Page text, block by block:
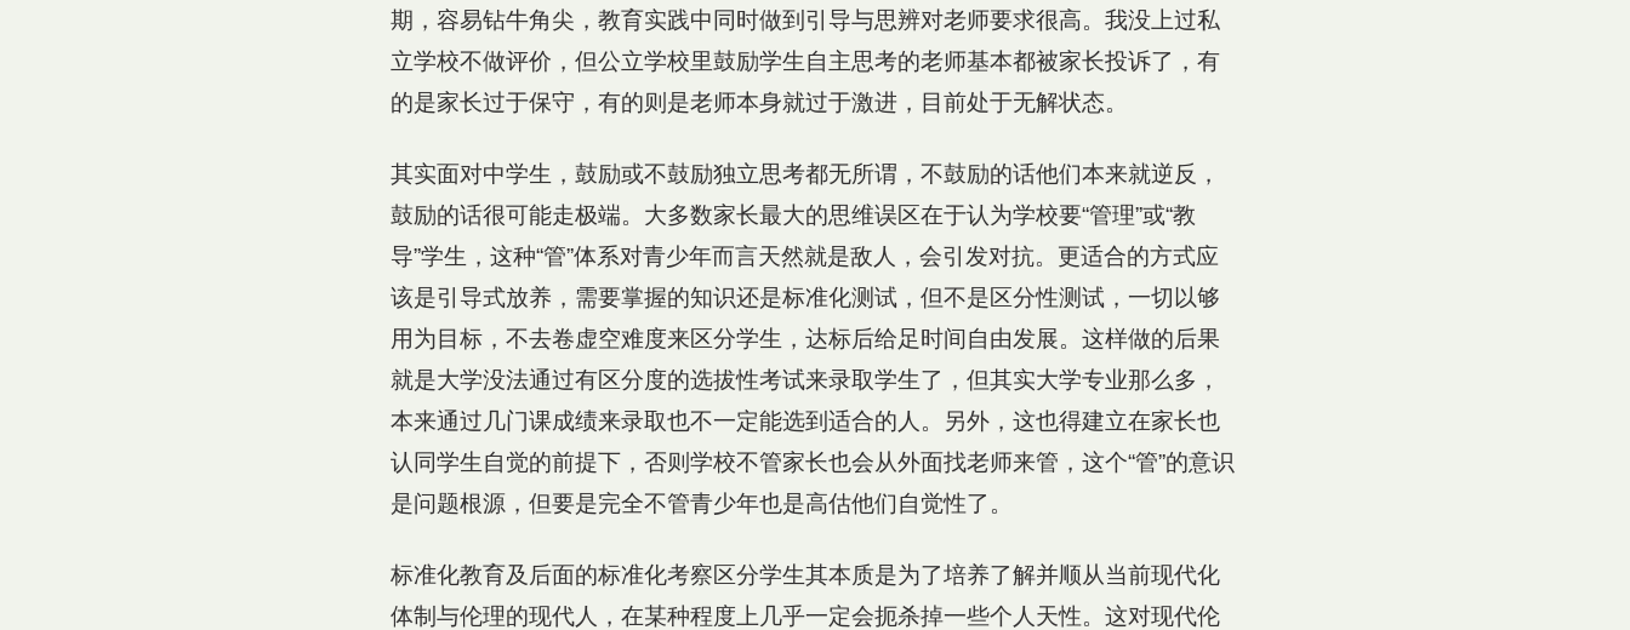
期，容易钻牛角尖，教育实践中同时做到引导与思辨对老师要求很高。我没上过私
立学校不做评价，但公立学校里鼓励学生自主思考的老师基本都被家长投诉了，有
的是家长过于保守，有的则是老师本身就过于激进，目前处于无解状态。
其实面对中学生，鼓励或不鼓励独立思考都无所谓，不鼓励的话他们本来就逆反，
鼓励的话很可能走极端。大多数家长最大的思维误区在于认为学校要“管理”或“教
导”学生，这种“管”体系对青少年而言天然就是敌人，会引发对抗。更适合的方式应
该是引导式放养，需要掌握的知识还是标准化测试，但不是区分性测试，一切以够
用为目标，不去卷虚空难度来区分学生，达标后给足时间自由发展。这样做的后果
就是大学没法通过有区分度的选拔性考试来录取学生了，但其实大学专业那么多，
本来通过几门课成绩来录取也不一定能选到适合的人。另外，这也得建立在家长也
认同学生自觉的前提下，否则学校不管家长也会从外面找老师来管，这个“管”的意识
是问题根源，但要是完全不管青少年也是高估他们自觉性了。
标准化教育及后面的标准化考察区分学生其本质是为了培养了解并顺从当前现代化
体制与伦理的现代人，在某种程度上几乎一定会扼杀掉一些个人天性。这对现代伦